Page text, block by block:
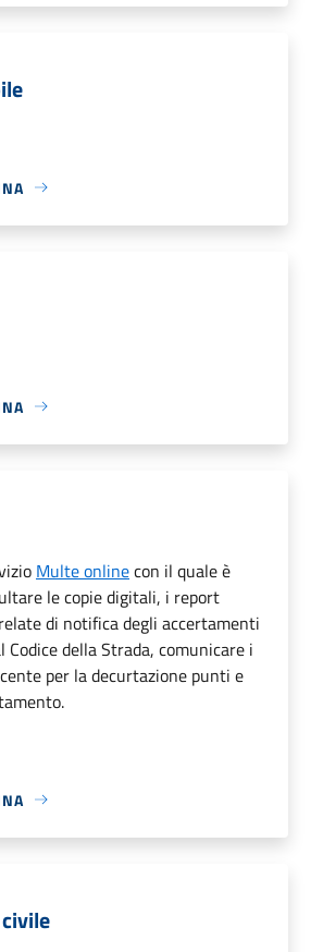
Multe onlinecon il quale è
le copie digitali, i report
di notifica degli accertamenti
Codice della Strada, comunicare i
per la decurtazione punti e